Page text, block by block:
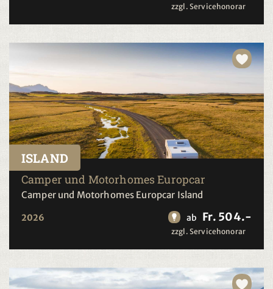
zzgl. Servicehonorar
ISLAND
Camper und Motorhomes Europcar
Camper und Motorhomes Europcar Island
2026 ab Fr. 504.-
zzgl. Servicehonorar